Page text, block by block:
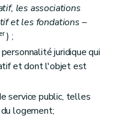
les associations
et les fondations –
er) ;
juridique qui
et dont l'objet est
service public, telles
logement;